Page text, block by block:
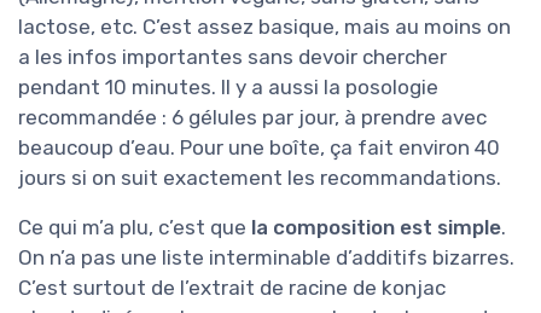
lactose, etc. C’est assez basique, mais au moins on
a les infos importantes sans devoir chercher
pendant 10 minutes. Il y a aussi la posologie
recommandée : 6 gélules par jour, à prendre avec
beaucoup d’eau. Pour une boîte, ça fait environ 40
jours si on suit exactement les recommandations.
Ce qui m’a plu, c’est que la composition est simple.
On n’a pas une liste interminable d’additifs bizarres.
C’est surtout de l’extrait de racine de konjac